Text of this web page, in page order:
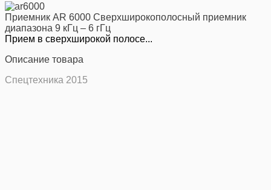
Приемник AR 6000 Cверхширокополосный приемник
диапазона 9 кГц – 6 гГц
Прием в сверхширокой полосе...
Описание товара
Спецтехника 2015